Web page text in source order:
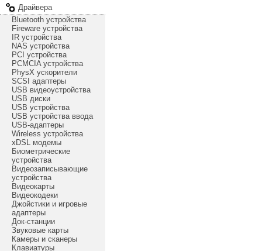
Драйвера
Bluetooth устройства
Fireware устройства
IR устройства
NAS устройства
PCI устройства
PCMCIA устройства
PhysX ускорители
SCSI адаптеры
USB видеоустройства
USB диски
USB устройства
USB устройства ввода
USB-адаптеры
Wireless устройства
xDSL модемы
Биометрические
устройства
Видеозаписывающие
устройства
Видеокарты
Видеокодеки
Джойстики и игровые
адаптеры
Док-станции
Звуковые карты
Камеры и сканеры
Клавиатуры